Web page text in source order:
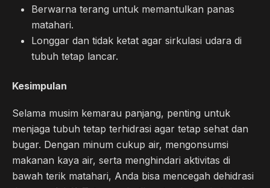
Berwarna terang untuk memantulkan panas
matahari.
Longgar dan tidak ketat agar sirkulasi udara di
tubuh tetap lancar.
Kesimpulan
Selama musim kemarau panjang, penting untuk
menjaga tubuh tetap terhidrasi agar tetap sehat dan
bugar. Dengan minum cukup air, mengonsumsi
makanan kaya air, serta menghindari aktivitas di
bawah terik matahari, Anda bisa mencegah dehidrasi